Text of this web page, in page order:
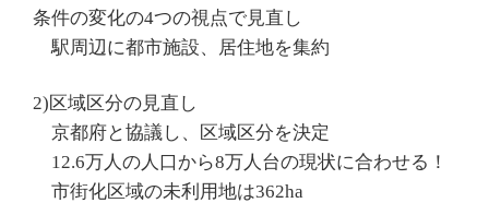
条件の変化の4つの視点で見直し
駅周辺に都市施設、居住地を集約
2)区域区分の見直し
京都府と協議し、区域区分を決定
12.6万人の人口から8万人台の現状に合わせる！
市街化区域の未利用地は362ha